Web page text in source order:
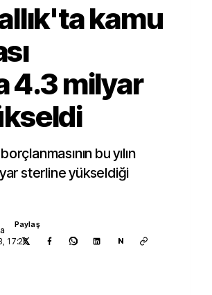
kamu
4.3 milyar
bu yılın
sterline yükseldiği
17:26
Paylaş
N